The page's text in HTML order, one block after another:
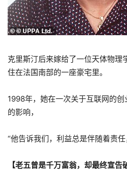
克里斯汀后来嫁给了一位天体物理
住在法国南部的一座豪宅里。
1998年，她在一次关于互联网的
的影响，
“他告诉我们，利益总是伴随着责
【老五曾是千万富翁，却最终宣告